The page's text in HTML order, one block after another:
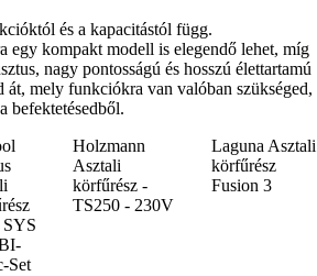
és a kapacitástól függ.
egy kompakt modell is elegendő lehet, míg
nagy pontosságú és hosszú élettartamú
át, mely funkciókra van valóban szükséged,
befektetésedből.
Set
Holzmann
Asztali
körfűrész -
TS250 - 230V
Laguna Asztali
körfűrész
Fusion 3